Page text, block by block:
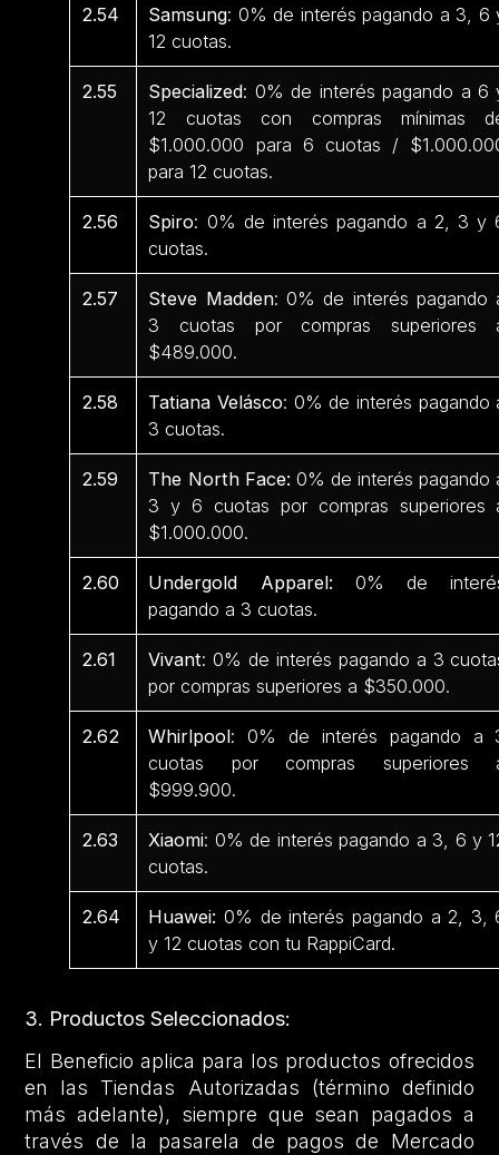
2.54 Samsung: 0% de interés pagando a 3, 6
12 cuotas.
2.55 Specialized: 0% de interés pagando a 6
12 cuotas con compras mínimas
$1.000.000 para 6 cuotas /
para 12 cuotas.
2.56 Spiro: 0% de interés pagando a 2, 3 y
cuotas.
2.57 Steve Madden: 0% de interés pagando
3 cuotas por compras superiores
$489.000.
2.58 Tatiana Velásco: 0% de interés pagando
3 cuotas.
2.59 The North Face: 0% de interés pagando
3 y 6 cuotas por compras superiores
$1.000.000.
2.60 Undergold Apparel: 0% de
pagando a 3 cuotas.
2.61 Vivant: 0% de interés pagando a 3
por compras superiores a $350.000.
2.62 Whirlpool: 0% de interés pagando a
cuotas por compras superiores
$999.900.
2.63 Xiaomi: 0% de interés pagando a 3, 6 y
cuotas.
2.64 Huawei: 0% de interés pagando a 2, 3,
y 12 cuotas con tu RappiCard.
3. Productos Seleccionados:
El Beneficio aplica para los productos ofrecidos
en las Tiendas Autorizadas (término definido
más adelante), siempre que sean pagados a
través de la pasarela de pagos de Mercado